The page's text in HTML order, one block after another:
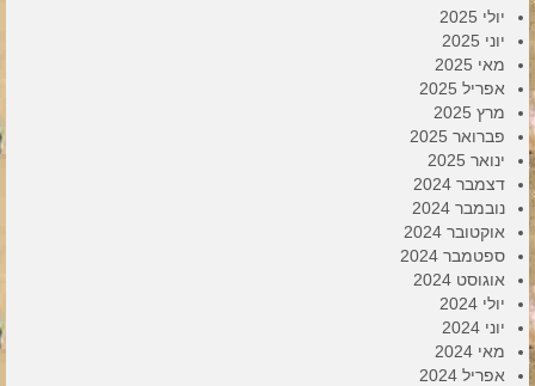
יולי 2025
יוני 2025
מאי 2025
אפריל 2025
מרץ 2025
פברואר 2025
ינואר 2025
דצמבר 2024
נובמבר 2024
אוקטובר 2024
ספטמבר 2024
אוגוסט 2024
יולי 2024
יוני 2024
מאי 2024
אפריל 2024